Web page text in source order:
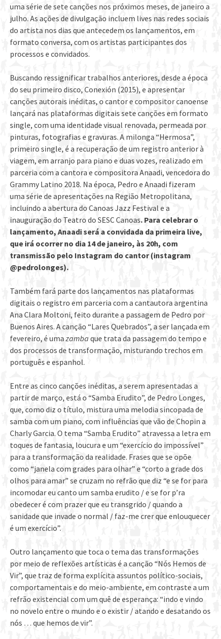
uma série de sete canções nos próximos meses, de janeiro a
julho. As ações de divulgação incluem lives nas redes sociais
do artista nos dias que antecedem os lançamentos, em
formato conversa, com os artistas participantes dos
processos e convidados.
Buscando ressignificar trabalhos anteriores, desde a época
do seu primeiro disco, Conexión (2015), e apresentar
canções autorais inéditas, o cantor e compositor canoense
lançará nas plataformas digitais sete canções em formato
single, com uma identidade visual renovada, permeada por
pinturas, fotografias e gravuras. A milonga “Hermosa”,
primeiro single, é a recuperação de um registro anterior à
viagem, em arranjo para piano e duas vozes, realizado em
parceria com a cantora e compositora Anaadi, vencedora do
Grammy Latino 2018. Na época, Pedro e Anaadi fizeram
uma série de apresentações na Região Metropolitana,
incluindo a abertura do Canoas Jazz Festival e a
inauguração do Teatro do SESC Canoas. Para celebrar o
lançamento, Anaadi será a convidada da primeira live,
que irá ocorrer no dia 14 de janeiro, às 20h, com
transmissão pelo Instagram do cantor (instagram
@pedrolonges).
Também fará parte dos lançamentos nas plataformas
digitais o registro em parceria com a cantautora argentina
Ana Clara Moltoni, feito durante a passagem de Pedro por
Buenos Aires. A canção “Lares Quebrados”, a ser lançada em
fevereiro, é umazamba que trata da passagem do tempo e
dos processos de transformação, misturando trechos em
português e espanhol.
Entre as cinco canções inéditas, a serem apresentadas a
partir de março, está o “Samba Erudito”, de Pedro Longes,
que, como diz o título, mistura uma melodia sincopada de
samba com um piano, com influências que vão de Chopin a
Charly Garcia. O tema “Samba Erudito” atravessa a letra em
toques de fantasia, loucura e um “exercício do impossível”
para a transformação da realidade. Frases que se opõe
como “janela com grades para olhar” e “corto a grade dos
olhos para amar” se cruzam no refrão que diz “e se for para
incomodar eu canto um samba erudito / e se for p’ra
obedecer é com prazer que eu transgrido / quando a
sanidade que invade o normal / faz-me crer que enlouquecer
é um exercício”.
Outro lançamento que toca o tema das transformações
por meio de reflexões artísticas é a canção “Nós Hemos de
Vir”, que traz de forma explícita assuntos político-sociais,
comportamentais e do meio-ambiente, em contraste a um
refrão existencial com um quê de esperança: “indo e vindo
no novelo entre o mundo e o existir / atando e desatando os
nós … que hemos de vir”.